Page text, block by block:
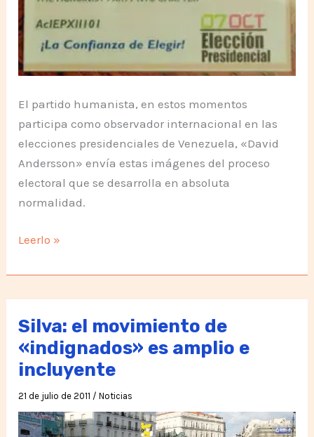
El partido humanista, en estos momentos
participa como observador internacional en las
elecciones presidenciales de Venezuela, «David
Andersson» envía estas imágenes del proceso
electoral que se desarrolla en absoluta
normalidad.
Así
la
democracia
en
Venezuela!
Leerlo »
Silva: el movimiento de
«indignados» es amplio e
incluyente
21 de julio de 2011 /Noticias